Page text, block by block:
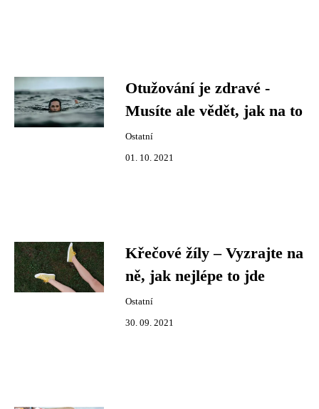
Otužování je zdravé -
Musíte ale vědět, jak na to
Ostatní
01. 10. 2021
Křečové žíly – Vyzrajte na
ně, jak nejlépe to jde
Ostatní
30. 09. 2021